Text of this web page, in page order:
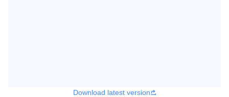
Download latest version